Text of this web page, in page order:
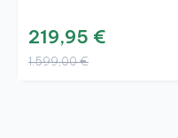
219,95 €
1.599,00 €